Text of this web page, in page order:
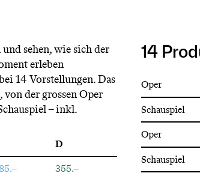
sehen, wie sich der
erleben
14 Vorstellungen. Das
von der grossen Oper
– inkl.
D
355.–
14
Oper
Schauspiel
Oper
Schauspiel